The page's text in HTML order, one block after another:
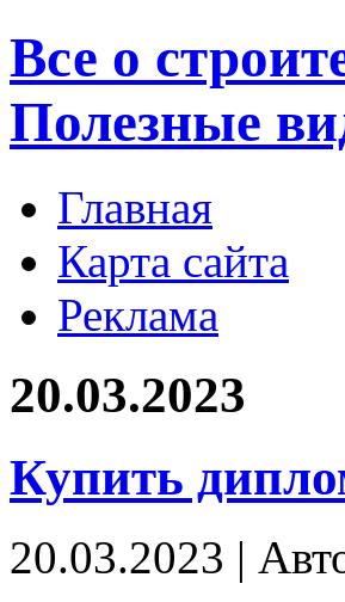
Все о
Полезные
Главная
Карта сайта
Реклама
20.03.2023
Купить
20.03.2023 |